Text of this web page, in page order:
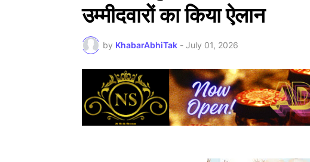
उम्मीदवारों का किया ऐलान
by KhabarAbhiTak - July 01, 2026